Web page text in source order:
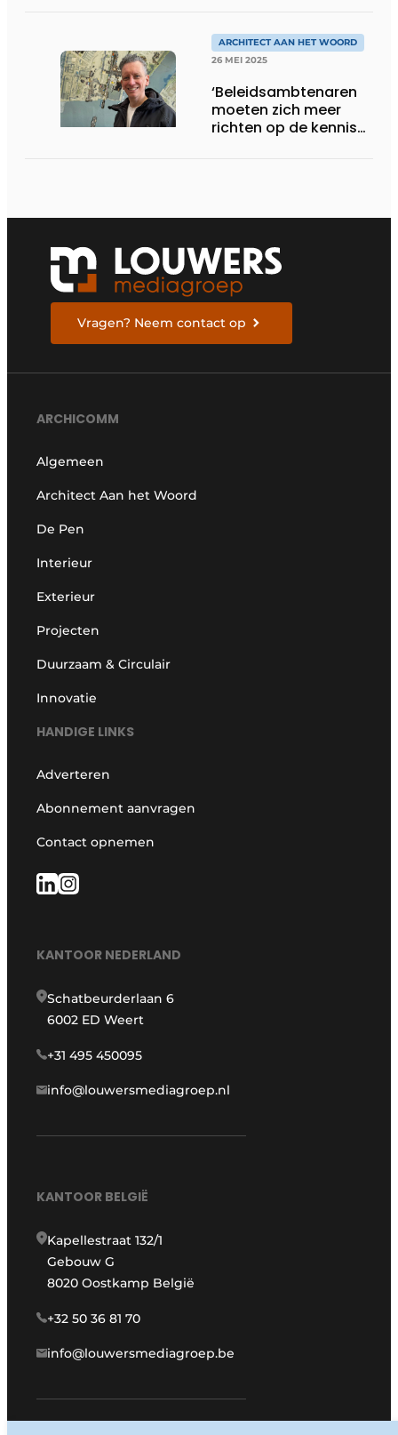
ARCHITECT AAN HET WOORD
26 MEI 2025
‘Beleidsambtenaren
moeten zich meer
richten op de kennis
Vragen? Neem contact op
ARCHICOMM
Algemeen
Architect Aan het Woord
De Pen
Interieur
Exterieur
Projecten
Duurzaam & Circulair
Innovatie
HANDIGE LINKS
Adverteren
Abonnement aanvragen
Contact opnemen
KANTOOR NEDERLAND
Schatbeurderlaan 6
6002 ED Weert
+31 495 450095
info@louwersmediagroep.nl
KANTOOR BELGIË
Kapellestraat 132/1
Gebouw G
8020 Oostkamp België
+32 50 36 81 70
info@louwersmediagroep.be